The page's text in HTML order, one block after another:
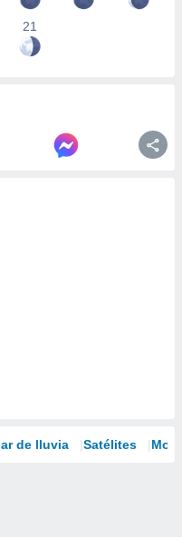
21
de lluvia Satélites